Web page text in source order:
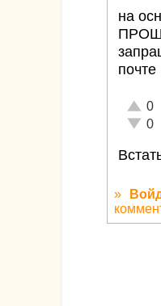
на
почте
0
0
»